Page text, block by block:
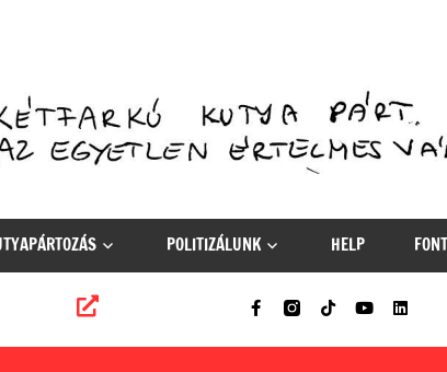
POLITIZÁLUNK HELP